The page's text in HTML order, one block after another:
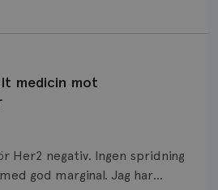
behandling
man får så kan en del
på minnet. Prata din
Det kan ofta
först, för att se att
medicin mot
Her2 negativ. Ingen spridning
god marginal. Jag har